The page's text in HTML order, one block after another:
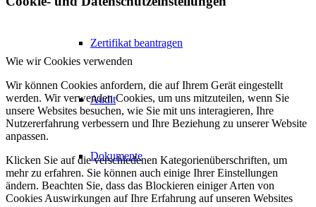
Zertifikat beantragen
Audit
Dokumente
Wie wir Cookies verwenden
Wir können Cookies anfordern, die auf Ihrem Gerät eingestellt
werden. Wir verwenden Cookies, um uns mitzuteilen, wenn Sie
unsere Websites besuchen, wie Sie mit uns interagieren, Ihre
Nutzererfahrung verbessern und Ihre Beziehung zu unserer Website
anpassen.
Klicken Sie auf die verschiedenen Kategorienüberschriften, um
mehr zu erfahren. Sie können auch einige Ihrer Einstellungen
ändern. Beachten Sie, dass das Blockieren einiger Arten von
Cookies Auswirkungen auf Ihre Erfahrung auf unseren Websites